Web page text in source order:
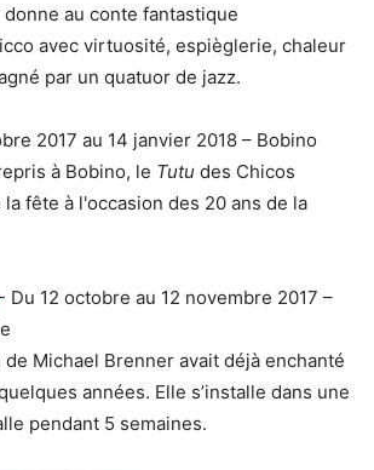
au conte fantastique
avec virtuosité, espièglerie, chaleur
par un quatuor de jazz.
2017 au 14 janvier 2018 – Bobino
à Bobino, le Tutu des Chicos
fête à l'occasion des 20 ans de la
- Du 12 octobre au 12 novembre 2017 –
Michael Brenner avait déjà enchanté
années. Elle s’installe dans une
pendant 5 semaines.